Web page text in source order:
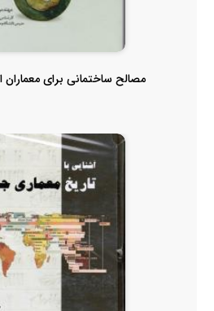
مصالح ساختمانی برای معماران